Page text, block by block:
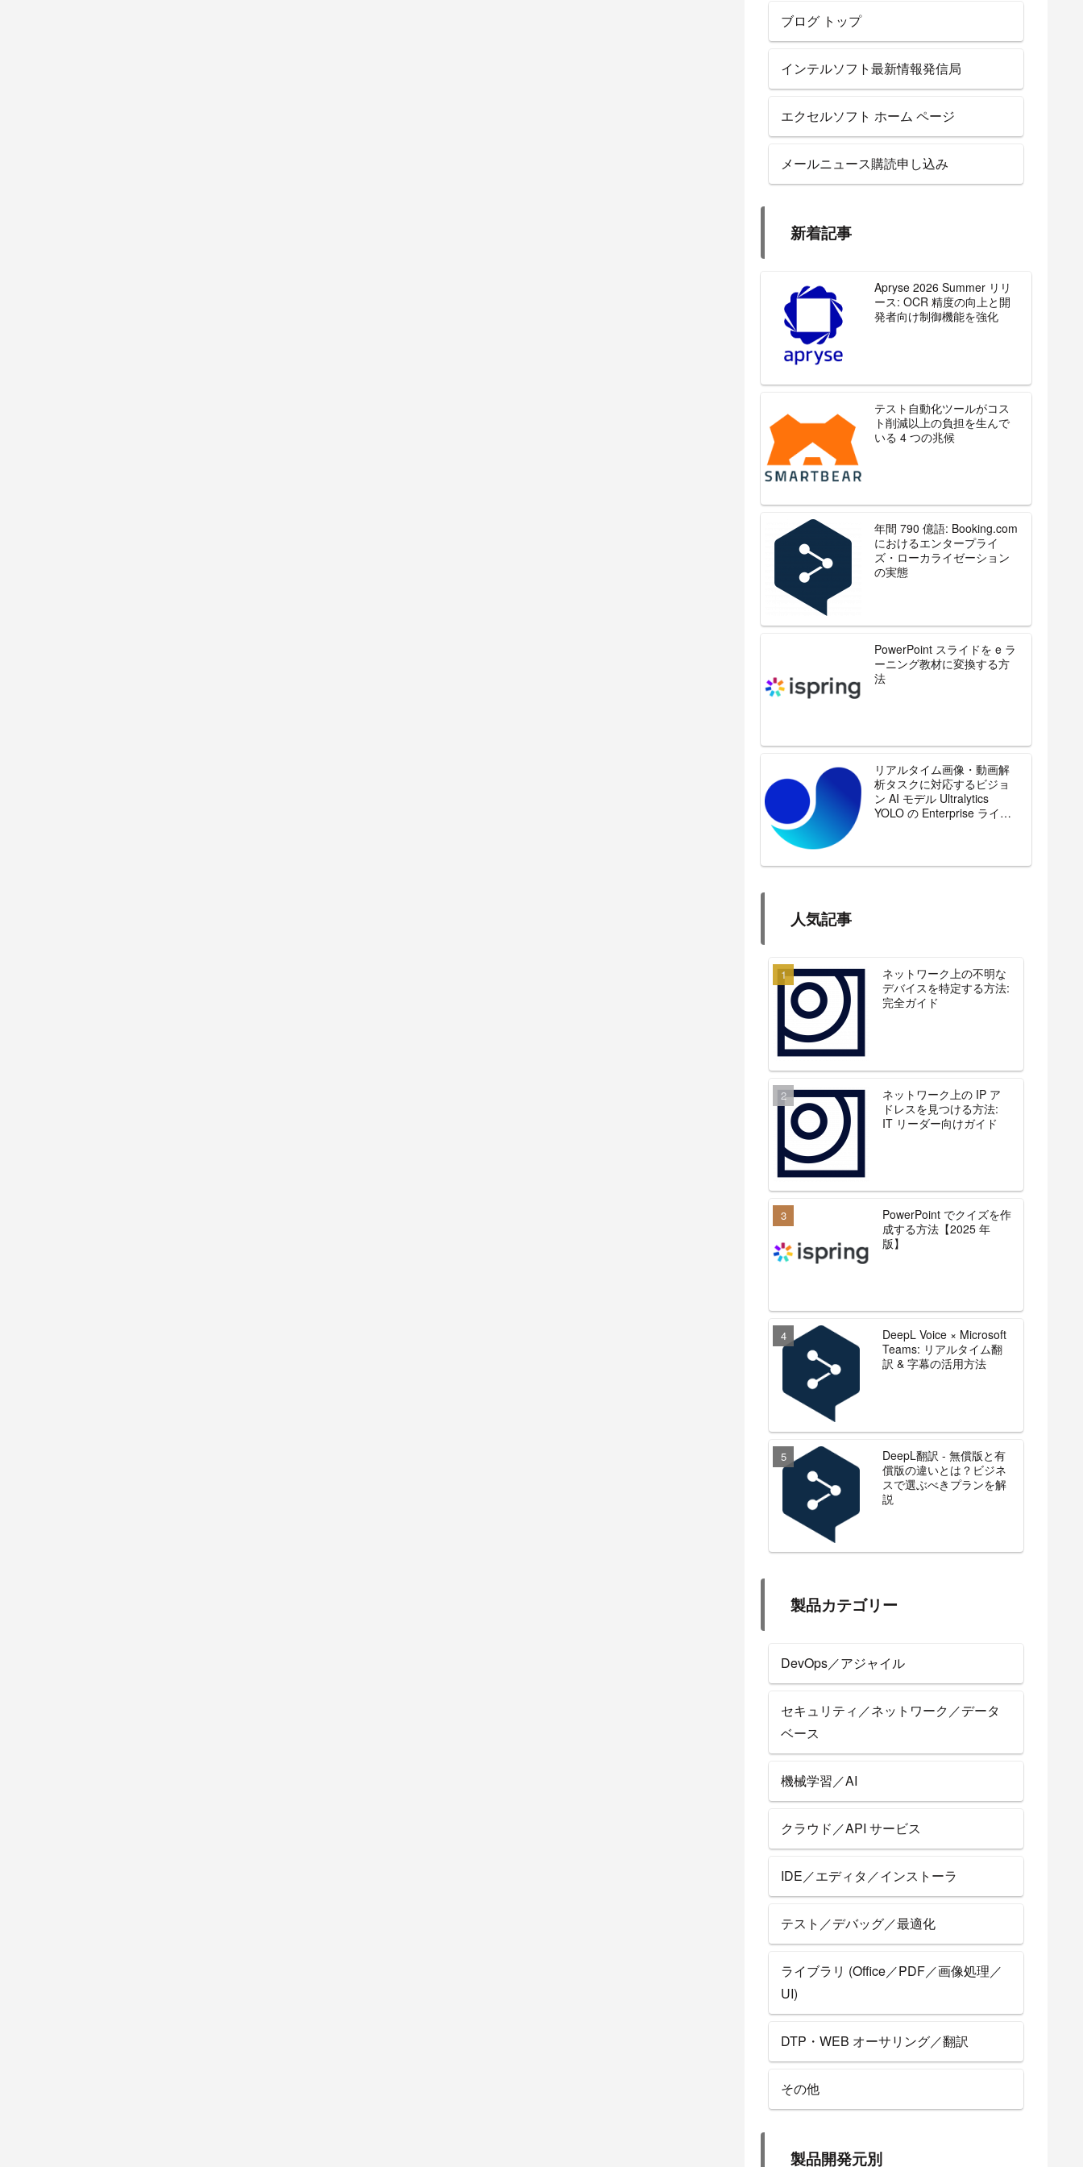
ブログ トップ
インテルソフト最新情報発信局
エクセルソフト ホーム ページ
メールニュース購読申し込み
新着記事
Apryse 2026 Summer リリ
ース: OCR 精度の向上と開
発者向け制御機能を強化
テスト自動化ツールがコス
ト削減以上の負担を生んで
いる 4 つの兆候
年間 790 億語: Booking.com
におけるエンタープライ
ズ・ローカライゼーション
の実態
PowerPoint スライドを e ラ
ーニング教材に変換する方
法
リアルタイム画像・動画解
析タスクに対応するビジョ
ン AI モデル Ultralytics
YOLO の Enterprise ライセ
人気記事
ネットワーク上の不明な
デバイスを特定する方法:
完全ガイド
ネットワーク上の IP ア
ドレスを見つける方法:
IT リーダー向けガイド
PowerPoint でクイズを作
成する方法【2025 年
版】
DeepL Voice × Microsoft
Teams: リアルタイム翻
訳 & 字幕の活用方法
DeepL翻訳 - 無償版と有
償版の違いとは？ビジネ
スで選ぶべきプランを解
説
製品カテゴリー
DevOps／アジャイル
セキュリティ／ネットワーク／データ
ベース
機械学習／AI
クラウド／API サービス
IDE／エディタ／インストーラ
テスト／デバッグ／最適化
ライブラリ (Office／PDF／画像処理／
UI)
DTP・WEB オーサリング／翻訳
その他
製品開発元別